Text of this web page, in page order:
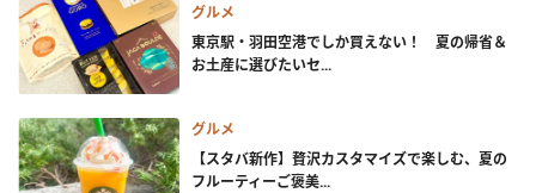
グルメ
東京駅・羽田空港でしか買えない！ 夏の帰省＆
お土産に選びたいセ...
グルメ
【スタバ新作】贅沢カスタマイズで楽しむ、夏の
フルーティーご褒美...